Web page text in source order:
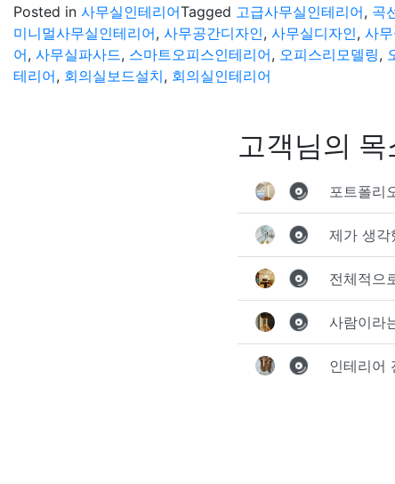
Posted in 사무실인테리어Tagged 고급사무실인테리어, 곡
미니멀사무실인테리어, 사무공간디자인, 사무실디자인, 사
어, 사무실파사드, 스마트오피스인테리어, 오피스리모델링,
테리어, 회의실보드설치, 회의실인테리어
고객님의 목